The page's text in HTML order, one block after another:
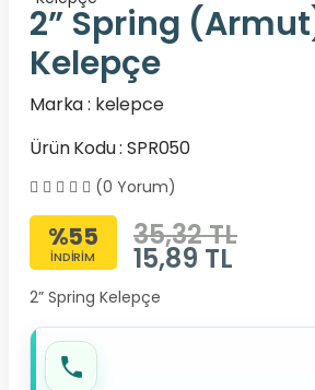
2” Spring
Kelepçe
Marka : kelepce
Ürün Kodu : SPR050
(0 Yorum)
%55
İNDİRİM
35,32 TL
15,89 TL
2” Spring Kelepçe